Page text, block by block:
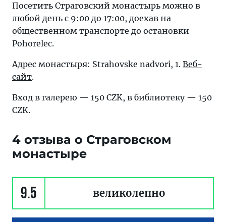
Посетить Страговский монастырь можно в
любой день с 9:00 до 17:00, доехав на
общественном транспорте до остановки
Pohorelec.
Адрес монастыря: Strahovske nadvori, 1. Веб-
сайт.
Вход в галерею — 150 CZK, в библиотеку — 150
CZK.
4 отзыва о Страговском
монастыре
9.5 великолепно